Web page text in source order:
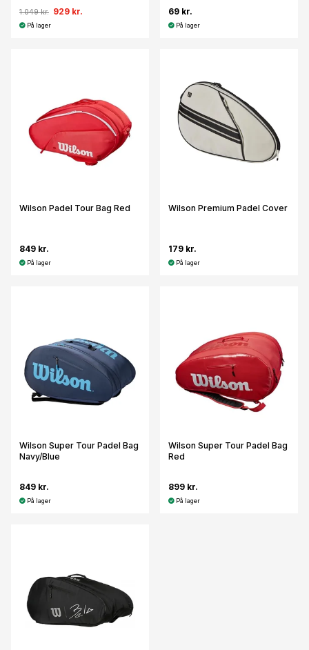
1.049 kr. 929 kr.
På lager
69 kr.
På lager
Wilson Padel Tour Bag Red
849 kr.
På lager
Wilson Premium Padel Cover
179 kr.
På lager
Wilson Super Tour Padel Bag
Navy/Blue
849 kr.
På lager
Wilson Super Tour Padel Bag
Red
899 kr.
På lager